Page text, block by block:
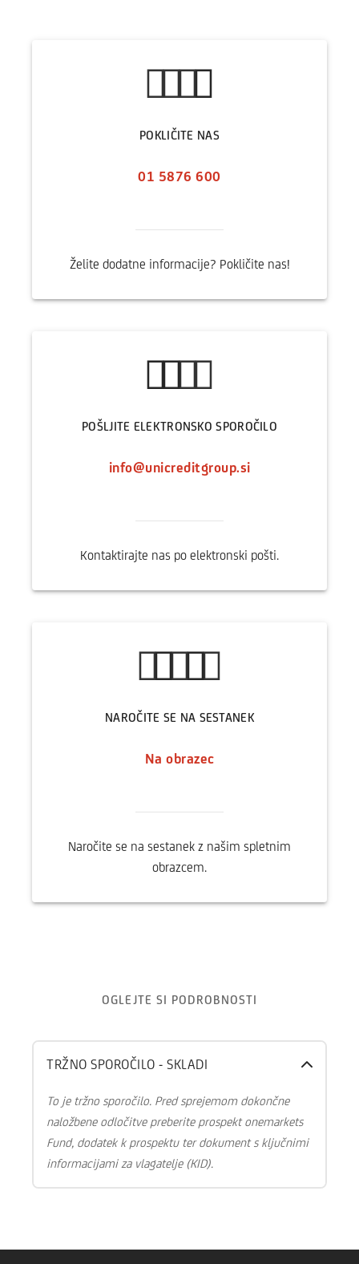
POKLIČITE NAS
01 5876 600
Želite dodatne informacije? Pokličite nas!
POŠLJITE ELEKTRONSKO SPOROČILO
info@unicreditgroup.si
Kontaktirajte nas po elektronski pošti.
NAROČITE SE NA SESTANEK
Na obrazec
Naročite se na sestanek z našim spletnim
obrazcem.
OGLEJTE SI PODROBNOSTI
TRŽNO SPOROČILO - SKLADI
To je tržno sporočilo. Pred sprejemom dokončne
naložbene odločitve preberite prospekt onemarkets
Fund, dodatek k prospektu ter dokument s ključnimi
informacijami za vlagatelje (KID).